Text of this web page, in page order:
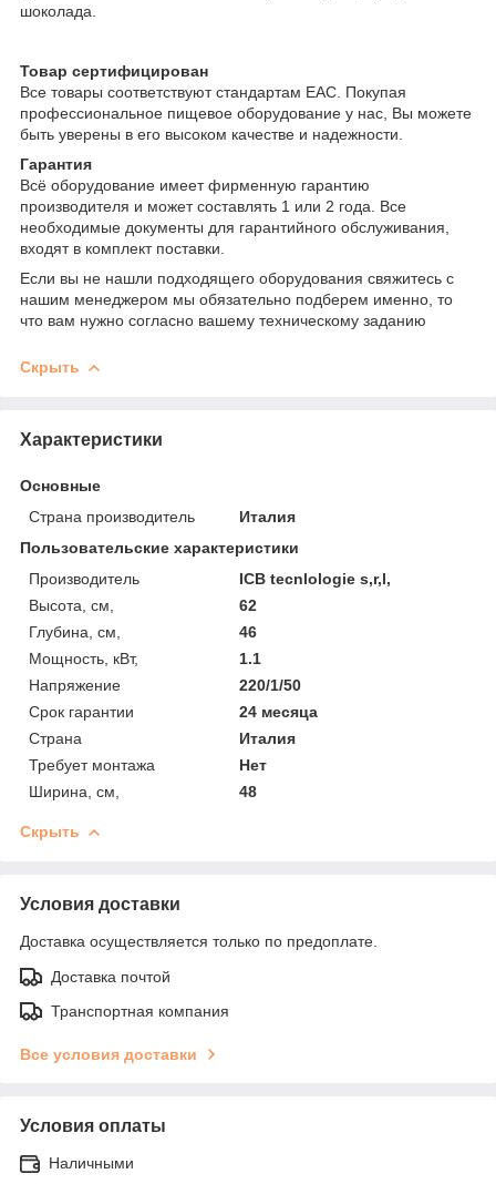
шоколада.
Товар сертифицирован
Все товары соответствуют стандартам EAC. Покупая
профессиональное пищевое оборудование у нас, Вы можете
быть уверены в его высоком качестве и надежности.
Гарантия
Всё оборудование имеет фирменную гарантию
производителя и может составлять 1 или 2 года. Все
необходимые документы для гарантийного обслуживания,
входят в комплект поставки.
Если вы не нашли подходящего оборудования свяжитесь с
нашим менеджером мы обязательно подберем именно, то
что вам нужно согласно вашему техническому заданию
Скрыть
Характеристики
Основные
Страна производитель
Италия
Пользовательские характеристики
Производитель
ICB tecnlologie s,r,l,
Высота, см,
62
Глубина, см,
46
Мощность, кВт,
1.1
Напряжение
220/1/50
Срок гарантии
24 месяца
Страна
Италия
Требует монтажа
Нет
Ширина, см,
48
Скрыть
Условия доставки
Доставка осуществляется только по предоплате.
Доставка почтой
Транспортная компания
Все условия доставки
Условия оплаты
Наличными